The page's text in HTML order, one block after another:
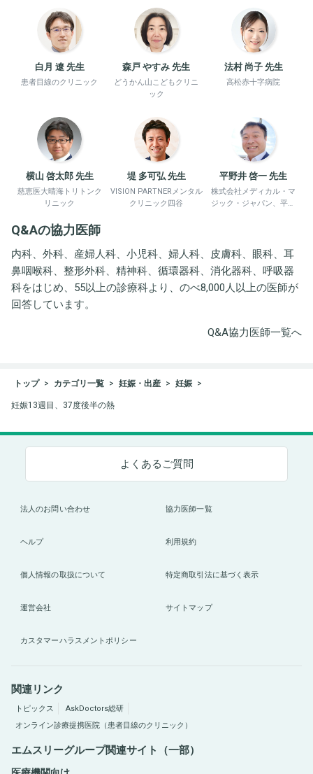
白月 遼 先生
患者目線のクリニック
森戸 やすみ 先生
どうかん山こどもクリニ
ック
法村 尚子 先生
高松赤十字病院
横山 啓太郎 先生
慈恵医大晴海トリトンク
リニック
堤 多可弘 先生
VISION PARTNERメンタル
クリニック四谷
平野井 啓一 先生
株式会社メディカル・マ
ジック・ジャパン、平野
Q&Aの協力医師
内科、外科、産婦人科、小児科、婦人科、皮膚科、眼科、耳
鼻咽喉科、整形外科、精神科、循環器科、消化器科、呼吸器
科をはじめ、55以上の診療科より、のべ8,000人以上の医師が
回答しています。
Q&A協力医師一覧へ
トップ カテゴリ一覧 妊娠・出産 妊娠
妊娠13週目、37度後半の熱
よくあるご質問
法人のお問い合わせ 協力医師一覧
ヘルプ 利用規約
個人情報の取扱について 特定商取引法に基づく表示
運営会社 サイトマップ
カスタマーハラスメントポリシー
関連リンク
トピックス
AskDoctors総研
オンライン診療提携医院（患者目線のクリニック）
エムスリーグループ関連サイト（一部）